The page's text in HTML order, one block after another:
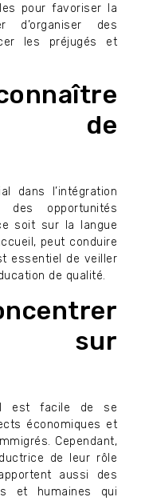
pour favoriser la
d’organiser des
les préjugés et
de
dans l’intégration
opportunités
soit sur la langue
peut conduire
essentiel de veiller
de qualité.
sur
il est facile de se
économiques et
Cependant,
de leur rôle
aussi des
et humaines qui